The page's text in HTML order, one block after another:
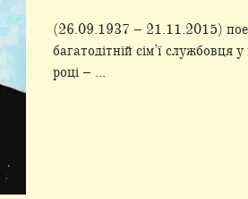
(26.09.1937 – 21.11.2015)
багатодітній сім’ї
році – ...